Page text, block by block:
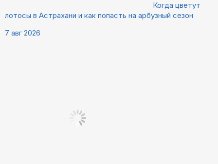
Когда цветут
лотосы в Астрахани и как попасть на арбузный сезон
7 авг 2026